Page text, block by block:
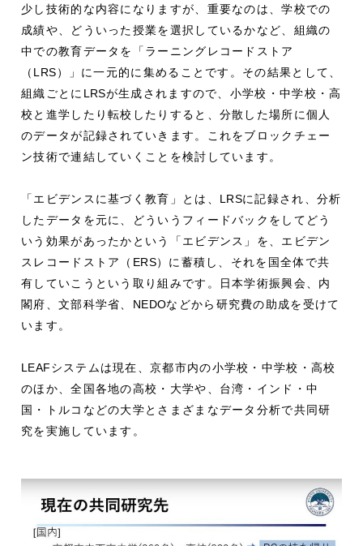
少し技術的な内容になりますが、重要なのは、学校での
成績や、どういった授業を選択しているかなど、組織の
中での教育データを「ラーニングレコードストア
（ LRS）」に一元的に集めることです。その結果として、
組織ごとに LRSが生成されますので、小学校・中学校・高
校と進学したり転校したりすると、分散した場所に個人
のデータが記録されていきます。これをブロックチェー
ン技術で連結していくことを検討しています。
「エビデンスに基づく教育」とは、 LRSに記録され、分析
したデータを元に、どういうフィードバックをしてどう
いう効果があったかという「エビデンス」を、エビデン
スレコードストア（ ERS）に蓄積し、それを国全体で共
有していこうという取り組みです。日本学術振興会、内
閣府、文部科学省、 NEDOなどから研究費の助成を受けて
います。
LEAFシステムは現在、京都市内の小学校・中学校・高校
のほか、全国各地の高校・大学や、台湾・インド・中
国・トルコなどの大学とさまざまなデータ分析で共同研
究を実施しています。